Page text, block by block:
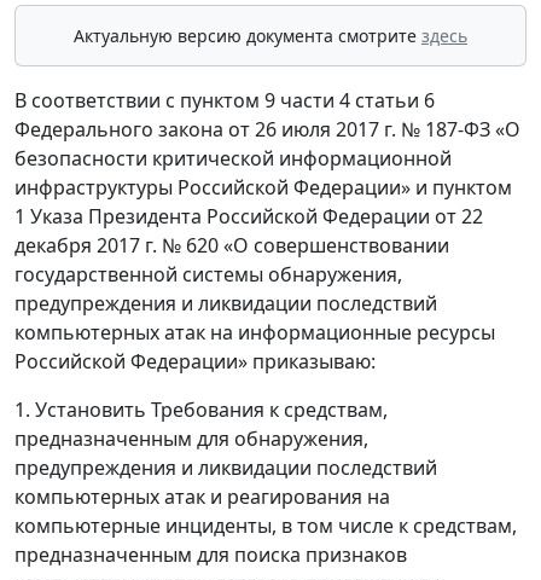
Актуальную версию документа смотрите здесь
В соответствии с пунктом 9 части 4 статьи 6
Федерального закона от 26 июля 2017 г. № 187-ФЗ «О
безопасности критической информационной
инфраструктуры Российской Федерации» и пунктом
1 Указа Президента Российской Федерации от 22
декабря 2017 г. № 620 «О совершенствовании
государственной системы обнаружения,
предупреждения и ликвидации последствий
компьютерных атак на информационные ресурсы
Российской Федерации» приказываю:
1. Установить Требования к средствам,
предназначенным для обнаружения,
предупреждения и ликвидации последствий
компьютерных атак и реагирования на
компьютерные инциденты, в том числе к средствам,
предназначенным для поиска признаков